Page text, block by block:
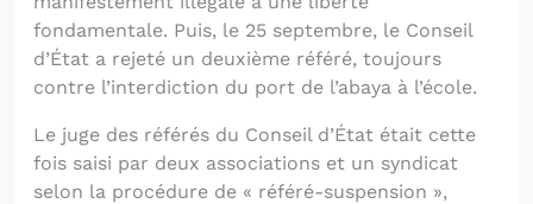
fondamentale. Puis, le 25 septembre, le Conseil
d’État a rejeté un deuxième référé, toujours
contre l’interdiction du port de l’abaya à l’école.
Le juge des référés du Conseil d’État était cette
fois saisi par deux associations et un syndicat
selon la procédure de « référé-suspension »,